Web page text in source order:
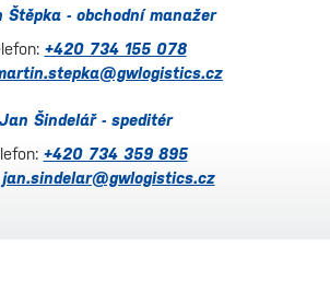
Štěpka - obchodní manažer
+420 734 155 078
Jan Šindelář - speditér
+420 734 359 895
jan.sindelar@gwlogistics.cz